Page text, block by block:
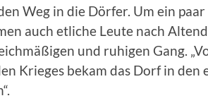
Weg in die Dörfer. Um ein
auch etliche Leute nach
und ruhigen Gang.
Krieges bekam das Dorf in den